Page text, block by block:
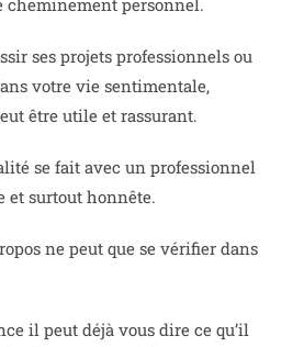
cheminement personnel.
ses projets professionnels ou
votre vie sentimentale,
être utile et rassurant.
se fait avec un professionnel
et surtout honnête.
ne peut que se vérifier dans
il peut déjà vous dire ce qu’il